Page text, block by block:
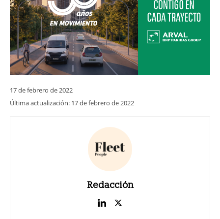
17 de febrero de 2022
Última actualización: 17 de febrero de 2022
Redacción